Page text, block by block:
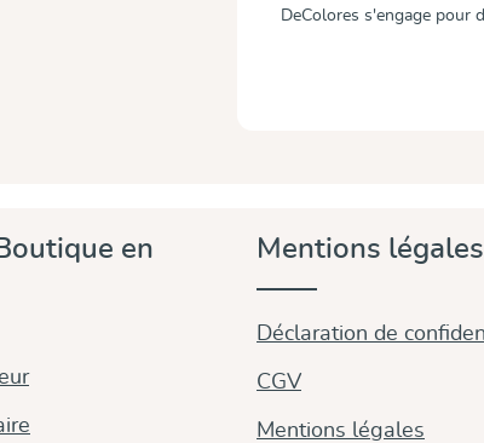
DeColores s'engage pour
en
Mentions légales
Déclaration de
CGV
Mentions légales